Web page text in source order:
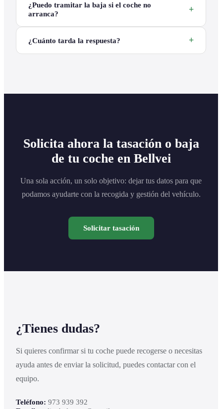
¿Puedo tramitar la baja si el coche no
arranca?
¿Cuánto tarda la respuesta?
Solicita ahora la tasación o baja
de tu coche en Bellvei
Una sola acción, un solo objetivo: dejar tus datos para que
podamos ayudarte con la recogida y gestión del vehículo.
Solicitar tasación
¿Tienes dudas?
Si quieres confirmar si tu coche puede recogerse o necesitas
ayuda antes de enviar la solicitud, puedes contactar con el
equipo.
Teléfono: 973 939 392